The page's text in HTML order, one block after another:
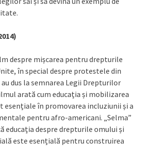
despre mișcarea pentru drepturile
în special despre protestele din
dus la semnarea Legii Drepturilor
arată cum educația și mobilizarea
în promovarea incluziunii și a
pentru afro-americani. „Selma”
educația despre drepturile omului și
este esențială pentru construirea